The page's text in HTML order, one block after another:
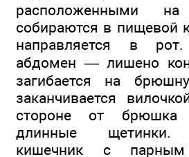
расположенными
собираются в пищевой
направляется в
абдомен — лишено
загибается на
заканчивается
стороне от брюшка
длинные щетинки.
кишечник с парным